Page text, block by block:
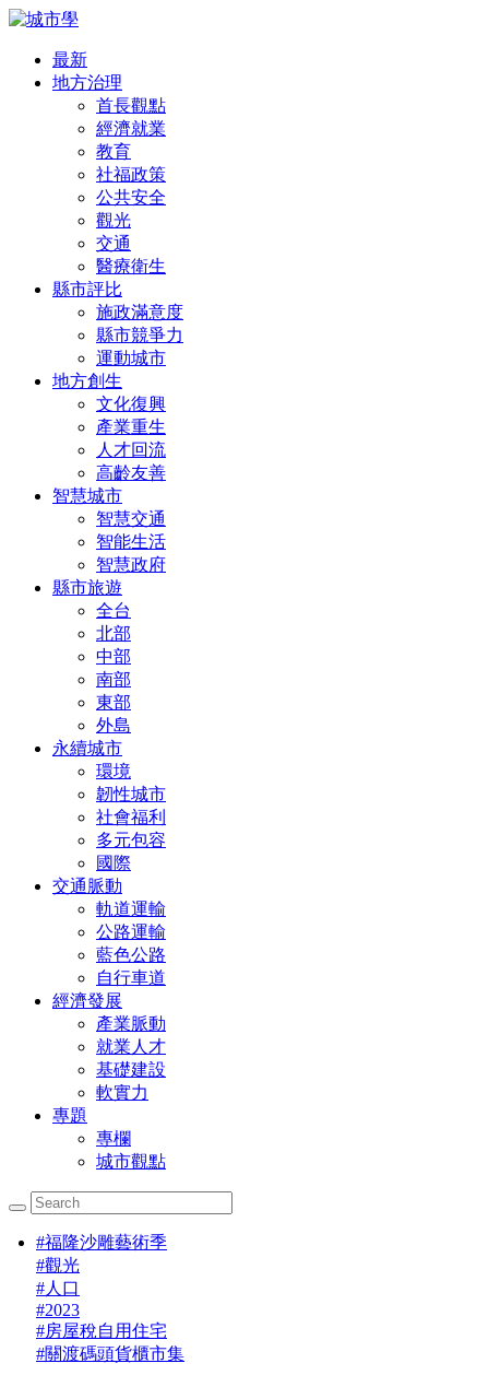
最新
地方治理
首長觀點
經濟就業
教育
社福政策
公共安全
觀光
交通
醫療衛生
縣市評比
施政滿意度
縣市競爭力
運動城市
地方創生
文化復興
產業重生
人才回流
高齡友善
智慧城市
智慧交通
智能生活
智慧政府
縣市旅遊
全台
北部
中部
南部
東部
外島
永續城市
環境
韌性城市
社會福利
多元包容
國際
交通脈動
軌道運輸
公路運輸
藍色公路
自行車道
經濟發展
產業脈動
就業人才
基礎建設
軟實力
專題
專欄
城市觀點
#福隆沙雕藝術季
#觀光
#人口
#2023
#房屋稅自用住宅
#關渡碼頭貨櫃市集